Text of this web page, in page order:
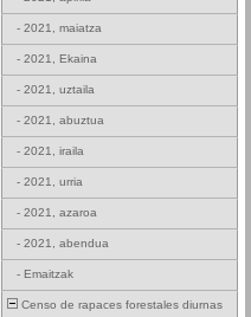
- 2021, maiatza
- 2021, Ekaina
- 2021, uztaila
- 2021, abuztua
- 2021, iraila
- 2021, urria
- 2021, azaroa
- 2021, abendua
- Emaitzak
Censo de rapaces forestales diurnas